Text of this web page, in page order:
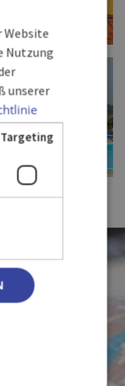
GERMAN
Nutzung
unserer
Targeting